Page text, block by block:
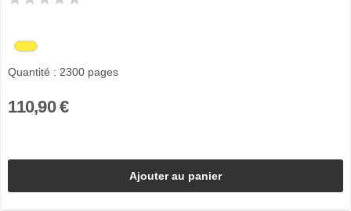
Quantité : 2300 pages
110,90 €
Ajouter au panier